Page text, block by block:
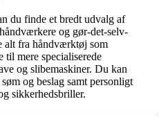
du finde et bredt udvalg af
og gør-det-selv-
alt fra håndværktøj som
til mere specialiserede
og slibemaskiner. Du kan
og beslag samt personligt
sikkerhedsbriller.